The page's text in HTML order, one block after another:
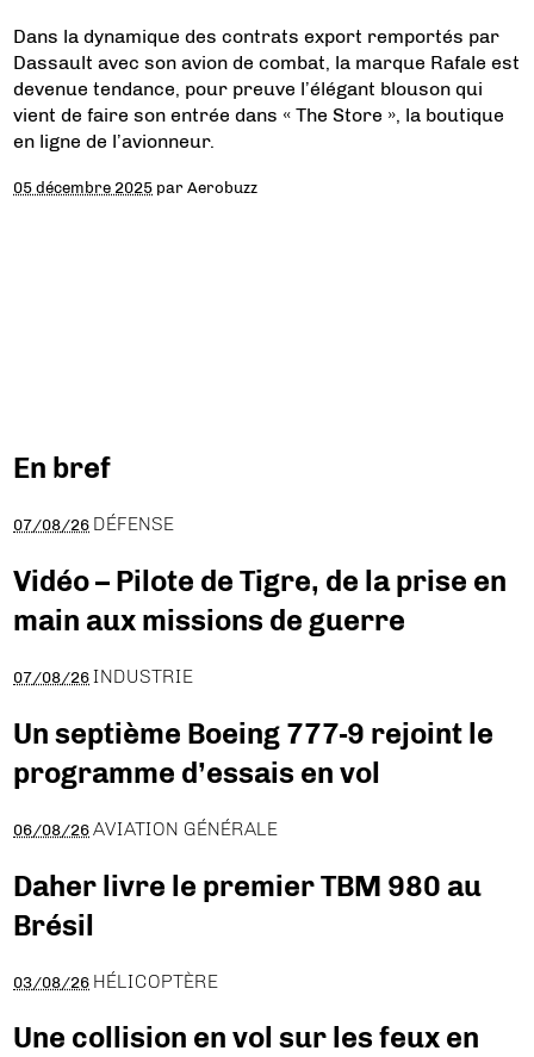
Dans la dynamique des contrats export remportés par
Dassault avec son avion de combat, la marque Rafale est
devenue tendance, pour preuve l’élégant blouson qui
vient de faire son entrée dans « The Store », la boutique
en ligne de l’avionneur.
05 décembre 2025 parAerobuzz
En bref
07/08/26 DÉFENSE
Vidéo – Pilote de Tigre, de la prise en
main aux missions de guerre
07/08/26 INDUSTRIE
Un septième Boeing 777-9 rejoint le
programme d’essais en vol
06/08/26 AVIATION GÉNÉRALE
Daher livre le premier TBM 980 au
Brésil
03/08/26 HÉLICOPTÈRE
Une collision en vol sur les feux en